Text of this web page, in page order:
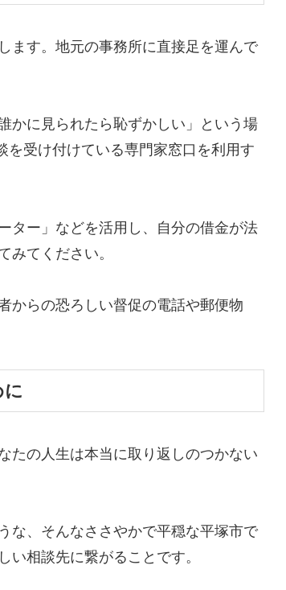
ます。地元の事務所に直接足を運んで
かに見られたら恥ずかしい」という場
受け付けている専門家窓口を利用す
ター」などを活用し、自分の借金が法
みてください。
からの恐ろしい督促の電話や郵便物
に
たの人生は本当に取り返しのつかない
な、そんなささやかで平穏な平塚市で
相談先に繋がることです。